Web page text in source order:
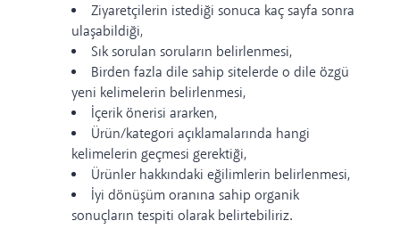
Ziyaretçilerin istediği sonuca kaç sayfa sonra
ulaşabildiği,
Sık sorulan soruların belirlenmesi,
Birden fazla dile sahip sitelerde o dile özgü
yeni kelimelerin belirlenmesi,
İçerik önerisi ararken,
Ürün/kategori açıklamalarında hangi
kelimelerin geçmesi gerektiği,
Ürünler hakkındaki eğilimlerin belirlenmesi,
İyi dönüşüm oranına sahip organik
sonuçların tespiti olarak belirtebiliriz.